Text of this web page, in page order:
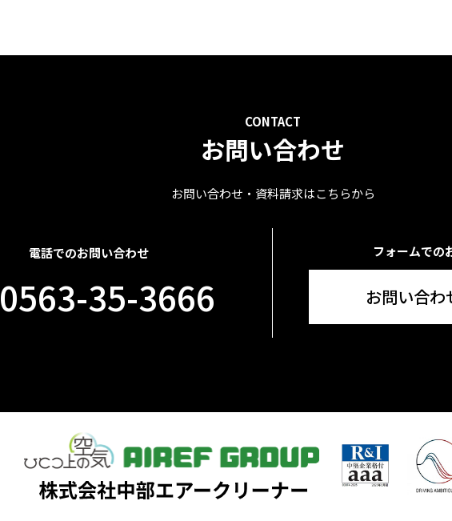
お問い合わせ
お問い合わせ・資料請求はこちらから
電話でのお問い合わせ
0563-35-3666
フォームでの
お問い合わ